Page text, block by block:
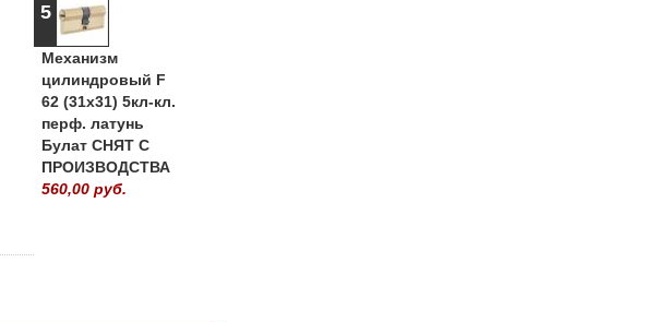
5
Механизм
цилиндровый F
62 (31х31) 5кл-кл.
перф. латунь
Булат СНЯТ С
ПРОИЗВОДСТВА
560,00 руб.